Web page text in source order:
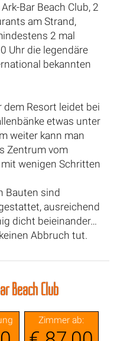
Bar Beach Club, 2
am Strand,
2 mal
Uhr die legendäre
bekannten
Resort leidet bei
etwas unter
weiter kann man
Zentrum vom
wenigen Schritten
Bauten sind
ausreichend
dicht beieinander…
Abbruch tut.
Beach Club
Zimmer ab: